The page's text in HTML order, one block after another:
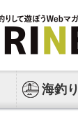
海釣り